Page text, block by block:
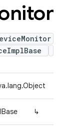
↳